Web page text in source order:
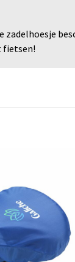
zadelhoesje
fietsen!